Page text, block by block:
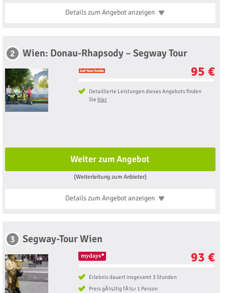
Details zum Angebotanzeigen
2 Wien: Donau-Rhapsody – Segway Tour
95 €
Detaillierte Leistungen dieses Angebots finden
Sie hier
Weiter zum Angebot
(Weiterleitung zum Anbieter)
Details zum Angebotanzeigen
3 Segway-Tour Wien
93 €
Erlebnis dauert insgesamt 3 Stunden
Preis gÃ¼ltig fÃ¼r 1 Person